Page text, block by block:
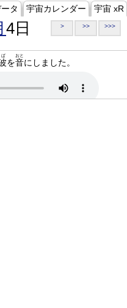
タ 宇宙カレンダー 宇宙 xR
4日 > >> >>>
ぱ
を音
おと
にしました。